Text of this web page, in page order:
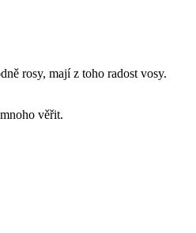
rosy, mají z toho radost vosy.
věřit.